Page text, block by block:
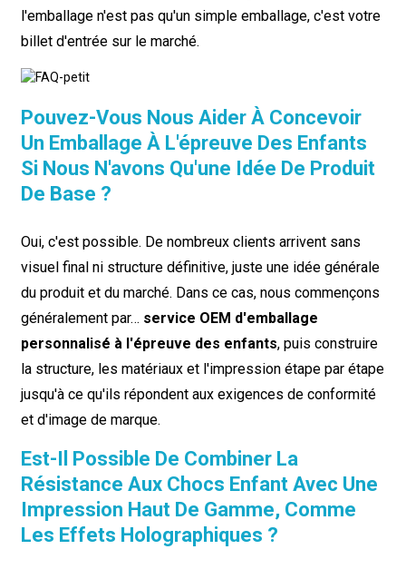
l'emballage n'est pas qu'un simple emballage, c'est votre
billet d'entrée sur le marché.
Pouvez-Vous Nous Aider À Concevoir
Un Emballage À L'épreuve Des Enfants
Si Nous N'avons Qu'une Idée De Produit
De Base ?
Oui, c'est possible. De nombreux clients arrivent sans
visuel final ni structure définitive, juste une idée générale
du produit et du marché. Dans ce cas, nous commençons
généralement par… service OEM d'emballage
personnalisé à l'épreuve des enfants, puis construire
la structure, les matériaux et l'impression étape par étape
jusqu'à ce qu'ils répondent aux exigences de conformité
et d'image de marque.
Est-Il Possible De Combiner La
Résistance Aux Chocs Enfant Avec Une
Impression Haut De Gamme, Comme
Les Effets Holographiques ?